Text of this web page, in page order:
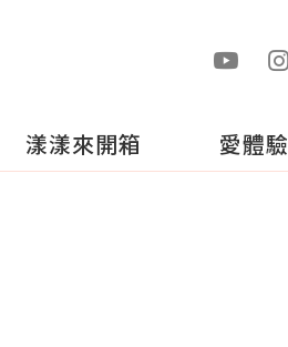
漾漾來開箱 愛體驗